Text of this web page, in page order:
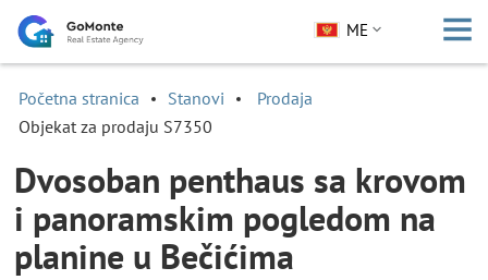
ME
Početna stranica Stanovi
Prodaja
Objekat za prodaju S7350
Dvosoban penthaus sa krovom
i panoramskim pogledom na
planine u Bečićima